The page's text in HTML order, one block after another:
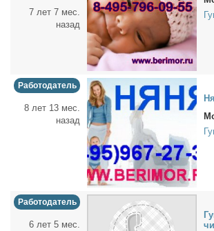
7 лет 7 мес.
назад
Работодатель
8 лет 13 мес.
назад
Работодатель
6 лет 5 мес.